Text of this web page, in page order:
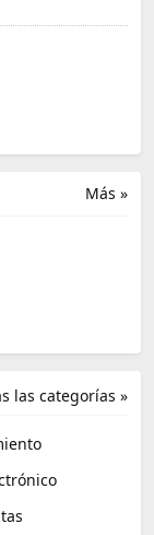
Más »
las categorías »